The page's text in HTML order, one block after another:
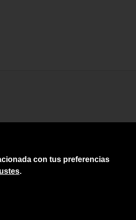
con tus preferencias
.